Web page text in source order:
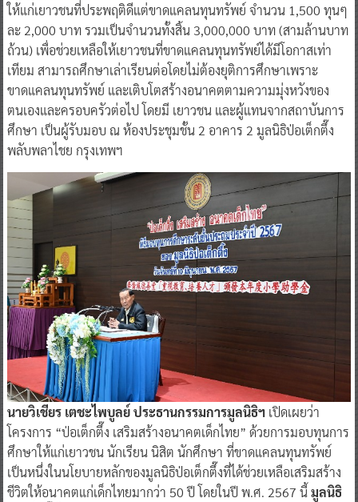
ให้แก่เยาวชนที่ประพฤติดีแต่ขาดแคลนทุนทรัพย์ จำนวน 1,500 ทุนๆ
ละ 2,000 บาท รวมเป็นจำนวนทั้งสิ้น 3,000,000 บาท (สามล้านบาท
ถ้วน) เพื่อช่วยเหลือให้เยาวชนที่ขาดแคลนทุนทรัพย์ได้มีโอกาสเท่า
เทียม สามารถศึกษาเล่าเรียนต่อโดยไม่ต้องยุติการศึกษาเพราะ
ขาดแคลนทุนทรัพย์ และเติบโตสร้างอนาคตตามความมุ่งหวังของ
ตนเองและครอบครัวต่อไป โดยมี เยาวชน และผู้แทนจากสถาบันการ
ศึกษา เป็นผู้รับมอบ ณ ห้องประชุมชั้น 2 อาคาร 2 มูลนิธิป่อเต็กตึ๊ง
พลับพลาไชย กรุงเทพฯ
นายวิเชียร เตชะไพบูลย์ ประธานกรรมการมูลนิธิฯเปิดเผยว่า
โครงการ “ป่อเต็กตึ๊ง เสริมสร้างอนาคตเด็กไทย” ด้วยการมอบทุนการ
ศึกษาให้แก่เยาวชน นักเรียน นิสิต นักศึกษา ที่ขาดแคลนทุนทรัพย์
เป็นหนึ่งในนโยบายหลักของมูลนิธิป่อเต็กตึ๊งที่ได้ช่วยเหลือเสริมสร้าง
ชีวิตให้อนาคตแก่เด็กไทยมากว่า 50 ปี โดยในปี พ.ศ. 2567 นี้มูลนิธิ